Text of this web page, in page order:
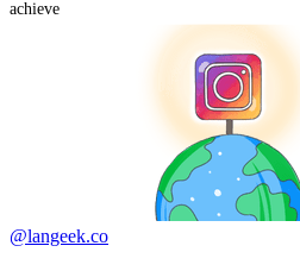
achieve
@langeek.co